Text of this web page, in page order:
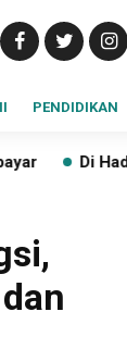
PENDIDIKAN